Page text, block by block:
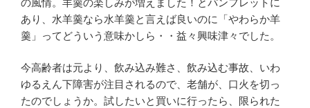
あり、水羊羹なら水羊羹と言えば良いのに「やわらか羊
羹」ってどういう意味かしら・・益々興味津々でした。
今高齢者は元より、飲み込み難さ、飲み込む事故、いわ
ゆるえん下障害が注目されるので、老舗が、口火を切っ
たのでしょうか。試したいと買いに行ったら、限られた